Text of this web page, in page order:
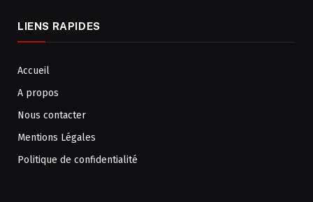
LIENS RAPIDES
Accueil
A propos
Nous contacter
Mentions Légales
Politique de confidentialité